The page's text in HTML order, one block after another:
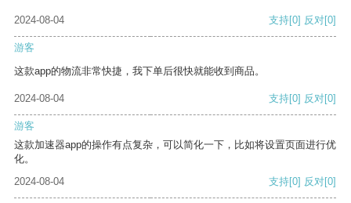
2024-08-04 支持[0] 反对[0]
游客
这款app的物流非常快捷，我下单后很快就能收到商品。
2024-08-04 支持[0] 反对[0]
游客
这款加速器app的操作有点复杂，可以简化一下，比如将设置页面进行优
化。
2024-08-04
支持[0] 反对[0]